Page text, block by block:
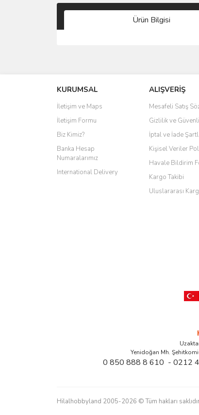
Ürün Bilgisi
KURUMSAL
İletişim ve Maps
İletişim Formu
Biz Kimiz?
Banka Hesap
Numaralarımız
International Delivery
ALIŞVERİŞ
Mesafeli Satış
Gizlilik ve
İptal ve İade
Kişisel Veriler
Havale Bildirim
Kargo Takibi
Uluslararası
Yenidoğan Mh.
0 850 888 8 610 - 0212
Hilalhobbyland 2005-2026 © Tüm hakları